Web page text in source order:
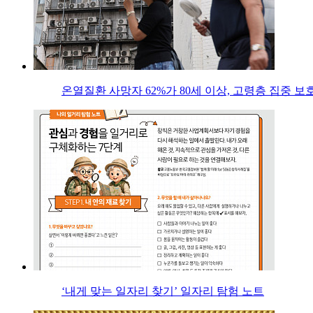
온열질환 사망자 62%가 80세 이상, 고령층 집중 보
‘내게 맞는 일자리 찾기’ 일자리 탐험 노트